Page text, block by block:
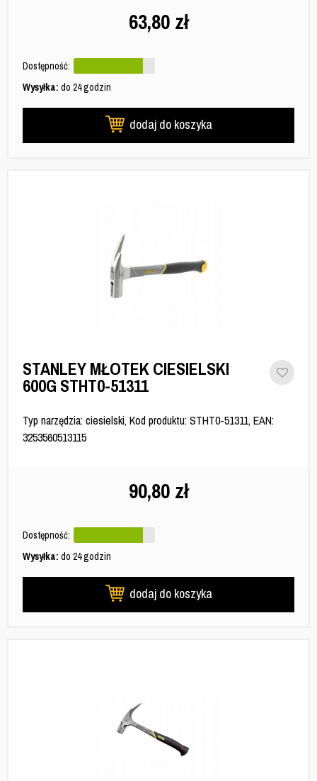
63,80 zł
Dostępność:
Wysyłka: do 24 godzin
dodaj do koszyka
STANLEY MŁOTEK CIESIELSKI
600G STHT0-51311
Typ narzędzia: ciesielski, Kod produktu: STHT0-51311, EAN:
3253560513115
90,80 zł
Dostępność:
Wysyłka: do 24 godzin
dodaj do koszyka